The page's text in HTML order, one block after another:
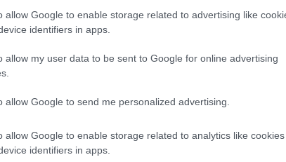
allow Google to enable storage related to advertising like
identifiers in apps.
allow my user data to be sent to Google for online advertising
allow Google to send me personalized advertising.
allow Google to enable storage related to analytics like cookies
identifiers in apps.
για το πρόστιμο του Παναθηναϊκού για τη
τονίζουν ότι η προκήρυξη είναι